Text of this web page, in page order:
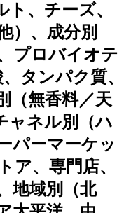
、チーズ、
）、成分別
プロバイオテ
タンパク質、
（無香料／天
ャネル別（ハ
パーマーケッ
ア、専門店、
地域別（北